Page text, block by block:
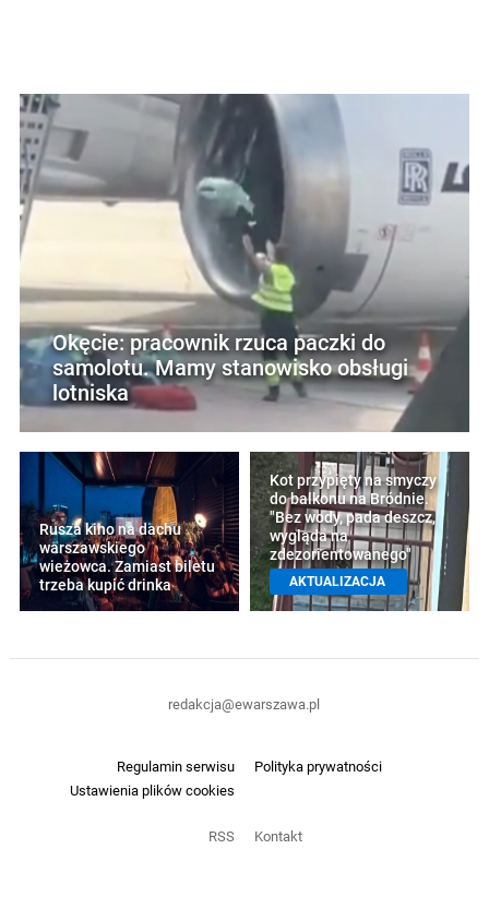
Okęcie: pracownik rzuca paczki do
samolotu. Mamy stanowisko obsługi
lotniska
Rusza kino na dachu
warszawskiego
wieżowca. Zamiast biletu
trzeba kupić drinka
Kot przypięty na smyczy
do balkonu na Bródnie.
"Bez wody, pada deszcz,
wygląda na
zdezorientowanego"
AKTUALIZACJA
Regulamin serwisu
Polityka prywatności
Ustawienia plików cookies
RSS Kontakt
redakcja@ewarszawa.pl